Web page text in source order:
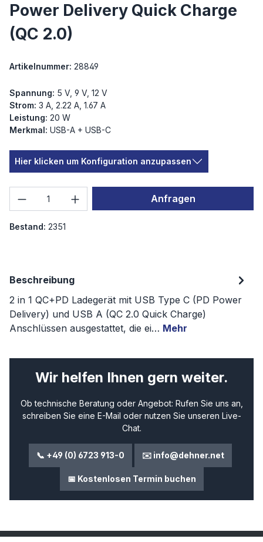
Power Delivery Quick Charge
(QC 2.0)
Artikelnummer: 28849
Spannung: 5 V, 9 V, 12 V
Strom: 3 A, 2.22 A, 1.67 A
Leistung: 20 W
Merkmal: USB-A + USB-C
Hier klicken um Konfiguration anzupassen
Produkt Anzahl: Gib den gewünschten
Anfragen
Bestand: 2351
Beschreibung
2 in 1 QC+PD Ladegerät mit USB Type C (PD Power
Delivery) und USB A (QC 2.0 Quick Charge)
Anschlüssen ausgestattet, die ei… Mehr
Wir helfen Ihnen gern weiter.
Ob technische Beratung oder Angebot: Rufen Sie uns an,
schreiben Sie eine E-Mail oder nutzen Sie unseren Live-
Chat.
📞 +49 (0) 6723 913-0 ✉️ info@dehner.net
📅 Kostenlosen Termin buchen